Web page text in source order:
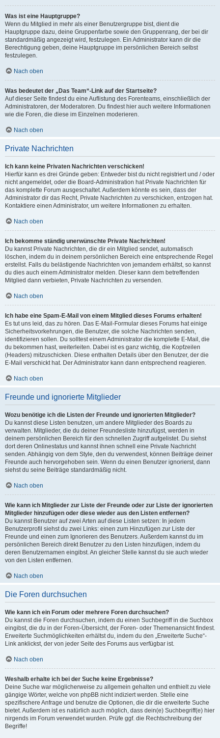
Was ist eine Hauptgruppe?
Wenn du Mitglied in mehr als einer Benutzergruppe bist, dient die
Hauptgruppe dazu, deine Gruppenfarbe sowie den Gruppenrang, der bei dir
standardmäßig angezeigt wird, festzulegen. Ein Administrator kann dir die
Berechtigung geben, deine Hauptgruppe im persönlichen Bereich selbst
festzulegen.
Nach oben
Was bedeutet der „Das Team“-Link auf der Startseite?
Auf dieser Seite findest du eine Auflistung des Forenteams, einschließlich der
Administratoren, der Moderatoren. Du findest hier auch weitere Informationen
wie die Foren, die diese im Einzelnen moderieren.
Nach oben
Private Nachrichten
Ich kann keine Privaten Nachrichten verschicken!
Hierfür kann es drei Gründe geben: Entweder bist du nicht registriert und / oder
nicht angemeldet, oder die Board-Administration hat Private Nachrichten für
das komplette Forum ausgeschaltet. Außerdem könnte es sein, dass der
Administrator dir das Recht, Private Nachrichten zu verschicken, entzogen hat.
Kontaktiere einen Administrator, um weitere Informationen zu erhalten.
Nach oben
Ich bekomme ständig unerwünschte Private Nachrichten!
Du kannst Private Nachrichten, die dir ein Mitglied sendet, automatisch
löschen, indem du in deinem persönlichen Bereich eine entsprechende Regel
erstellst. Falls du belästigende Nachrichten von jemandem erhältst, so kannst
du dies auch einem Administrator melden. Dieser kann dem betreffenden
Mitglied dann verbieten, Private Nachrichten zu versenden.
Nach oben
Ich habe eine Spam-E-Mail von einem Mitglied dieses Forums erhalten!
Es tut uns leid, das zu hören. Das E-Mail-Formular dieses Forums hat einige
Sicherheitsvorkehrungen, die Benutzer, die solche Nachrichten senden,
identifizieren sollen. Du solltest einem Administrator die komplette E-Mail, die
du bekommen hast, weiterleiten. Dabei ist es ganz wichtig, die Kopfzeilen
(Headers) mitzuschicken. Diese enthalten Details über den Benutzer, der die
E-Mail verschickt hat. Der Administrator kann dann entsprechend reagieren.
Nach oben
Freunde und ignorierte Mitglieder
Wozu benötige ich die Listen der Freunde und ignorierten Mitglieder?
Du kannst diese Listen benutzen, um andere Mitglieder des Boards zu
verwalten. Mitglieder, die du deiner Freundesliste hinzufügst, werden in
deinem persönlichen Bereich für den schnellen Zugriff aufgelistet. Du siehst
dort deren Onlinestatus und kannst ihnen schnell eine Private Nachricht
senden. Abhängig von dem Style, den du verwendest, können Beiträge deiner
Freunde auch hervorgehoben sein. Wenn du einen Benutzer ignorierst, dann
siehst du seine Beiträge standardmäßig nicht.
Nach oben
Wie kann ich Mitglieder zur Liste der Freunde oder zur Liste der ignorierten
Mitglieder hinzufügen oder diese wieder aus den Listen entfernen?
Du kannst Benutzer auf zwei Arten auf diese Listen setzen: In jedem
Benutzerprofil siehst du zwei Links: einen zum Hinzufügen zur Liste der
Freunde und einen zum Ignorieren des Benutzers. Außerdem kannst du im
persönlichen Bereich direkt Benutzer zu den Listen hinzufügen, indem du
deren Benutzernamen eingibst. An gleicher Stelle kannst du sie auch wieder
von den Listen entfernen.
Nach oben
Die Foren durchsuchen
Wie kann ich ein Forum oder mehrere Foren durchsuchen?
Du kannst die Foren durchsuchen, indem du einen Suchbegriff in die Suchbox
eingibst, die du in der Foren-Übersicht, der Foren- oder Themenansicht findest.
Erweiterte Suchmöglichkeiten erhältst du, indem du den „Erweiterte Suche“-
Link anklickst, der von jeder Seite des Forums aus verfügbar ist.
Nach oben
Weshalb erhalte ich bei der Suche keine Ergebnisse?
Deine Suche war möglicherweise zu allgemein gehalten und enthielt zu viele
gängige Wörter, welche von phpBB nicht indiziert werden. Stelle eine
spezifischere Anfrage und benutze die Optionen, die dir die erweiterte Suche
bietet. Außerdem ist es natürlich auch möglich, dass dein(e) Suchbegriff(e) hier
nirgends im Forum verwendet wurden. Prüfe ggf. die Rechtschreibung der
Begriffe!